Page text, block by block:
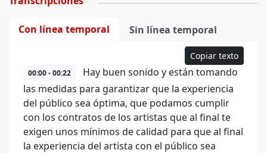
Con línea temporal Sin línea temporal
Copiar texto
00:00 - 00:22
Hay buen sonido y están tomando
las medidas para garantizar que la experiencia
del público sea óptima, que podamos cumplir
con los contratos de los artistas que al final te
exigen unos mínimos de calidad para que al final
la experiencia del artista con el público sea